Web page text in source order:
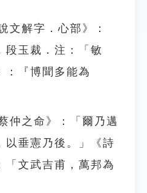
文解字．心部》：
段玉裁．注：「敏
：『博聞多能為
仲之命》：「爾乃邁
以垂憲乃後。」《詩
「文武吉甫，萬邦為